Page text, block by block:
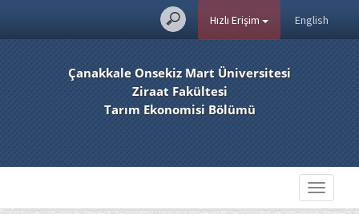
English
Hızlı Erişim
Çanakkale Onsekiz Mart Üniversitesi
Ziraat Fakültesi
Tarım Ekonomisi Bölümü
Toggle